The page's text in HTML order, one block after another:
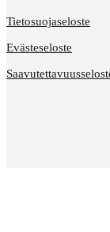
Tietosuojaseloste
Evästeseloste